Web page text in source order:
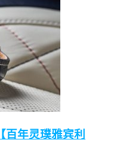
百年灵璞雅宾利